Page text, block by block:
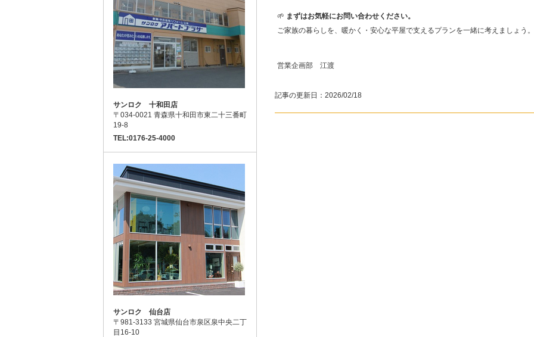
🌱 まずはお気軽にお問い合わせください。
ご家族の暮らしを、暖かく・安心な平屋で支えるプランを一緒に考えましょう。
営業企画部 江渡
記事の更新日： 2026/02/18
サンロク 十和田店
〒034-0021 青森県十和田市東二十三番町
19-8
TEL:0176-25-4000
サンロク 仙台店
〒981-3133 宮城県仙台市泉区泉中央二丁
目16-10